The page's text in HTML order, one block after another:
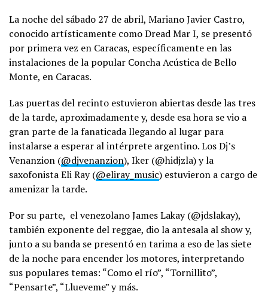
La noche del sábado 27 de abril, Mariano Javier Castro,
conocido artísticamente como Dread Mar I, se presentó
por primera vez en Caracas, específicamente en las
instalaciones de la popular Concha Acústica de Bello
Monte, en Caracas.
Las puertas del recinto estuvieron abiertas desde las tres
de la tarde, aproximadamente y, desde esa hora se vio a
gran parte de la fanaticada llegando al lugar para
instalarse a esperar al intérprete argentino. Los Dj’s
Venanzion (@djvenanzion), Iker (@hidjzla) y la
saxofonista Eli Ray (@eliray_music) estuvieron a cargo de
amenizar la tarde.
Por su parte, el venezolano James Lakay (@jdslakay),
también exponente del reggae, dio la antesala al show y,
junto a su banda se presentó en tarima a eso de las siete
de la noche para encender los motores, interpretando
sus populares temas: “Como el río”, “Tornillito”,
“Pensarte”, “Llueveme” y más.